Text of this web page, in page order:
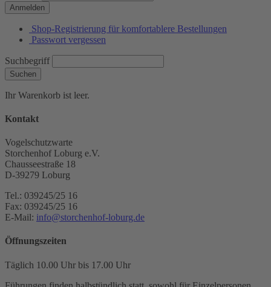
Anmelden
Shop-Registrierung für komfortablere Bestellungen
Passwort vergessen
Suchbegriff
Suchen
Ihr Warenkorb ist leer.
Kontakt
Vogelschutzwarte
Storchenhof Loburg e.V.
Chausseestraße 18
D-39279 Loburg
Tel.: 039245/25 16
Fax: 039245/25 16
E-Mail: info@storchenhof-loburg.de
Öffnungszeiten
Täglich 10.00 Uhr bis 17.00 Uhr